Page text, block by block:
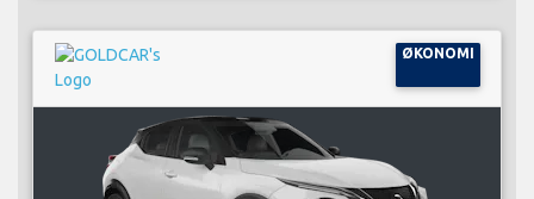
ØKONOMI